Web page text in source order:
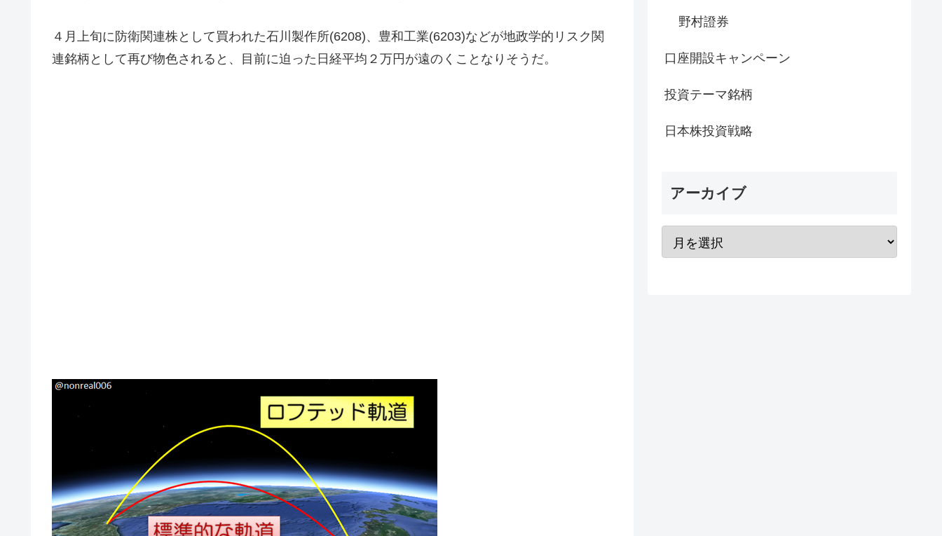
４月上旬に防衛関連株として買われた石川製作所(6208)、豊和工業(6203)などが地政学的リスク関
連銘柄として再び物色されると、目前に迫った日経平均２万円が遠のくことなりそうだ。
野村證券
口座開設キャンペーン
投資テーマ銘柄
日本株投資戦略
アーカイブ